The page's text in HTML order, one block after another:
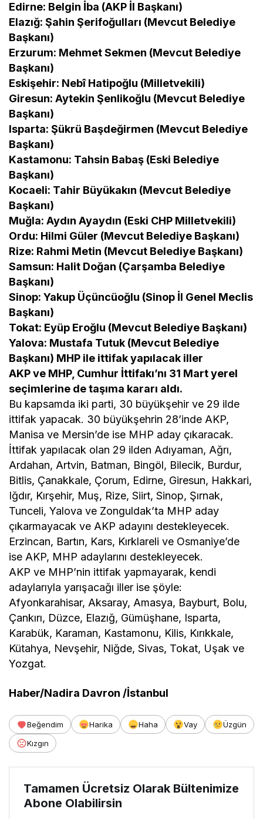
Edirne: Belgin İba (AKP İl Başkanı)
Elazığ: Şahin Şerifoğulları (Mevcut Belediye
Başkanı)
Erzurum: Mehmet Sekmen (Mevcut Belediye
Başkanı)
Eskişehir: Nebî Hatipoğlu (Milletvekili)
Giresun: Aytekin Şenlikoğlu (Mevcut Belediye
Başkanı)
Isparta: Şükrü Başdeğirmen (Mevcut Belediye
Başkanı)
Kastamonu: Tahsin Babaş (Eski Belediye
Başkanı)
Kocaeli: Tahir Büyükakın (Mevcut Belediye
Başkanı)
Muğla: Aydın Ayaydın (Eski CHP Milletvekili)
Ordu: Hilmi Güler (Mevcut Belediye Başkanı)
Rize: Rahmi Metin (Mevcut Belediye Başkanı)
Samsun: Halit Doğan (Çarşamba Belediye
Başkanı)
Sinop: Yakup Üçüncüoğlu (Sinop İl Genel Meclis
Başkanı)
Tokat: Eyüp Eroğlu (Mevcut Belediye Başkanı)
Yalova: Mustafa Tutuk (Mevcut Belediye
Başkanı) MHP ile ittifak yapılacak iller
AKP ve MHP, Cumhur İttifakı’nı 31 Mart yerel
seçimlerine de taşıma kararı aldı.
Bu kapsamda iki parti, 30 büyükşehir ve 29 ilde
ittifak yapacak. 30 büyükşehrin 28’inde AKP,
Manisa ve Mersin’de ise MHP aday çıkaracak.
İttifak yapılacak olan 29 ilden Adıyaman, Ağrı,
Ardahan, Artvin, Batman, Bingöl, Bilecik, Burdur,
Bitlis, Çanakkale, Çorum, Edirne, Giresun, Hakkari,
Iğdır, Kırşehir, Muş, Rize, Siirt, Sinop, Şırnak,
Tunceli, Yalova ve Zonguldak’ta MHP aday
çıkarmayacak ve AKP adayını destekleyecek.
Erzincan, Bartın, Kars, Kırklareli ve Osmaniye’de
ise AKP, MHP adaylarını destekleyecek.
AKP ve MHP’nin ittifak yapmayarak, kendi
adaylarıyla yarışacağı iller ise şöyle:
Afyonkarahisar, Aksaray, Amasya, Bayburt, Bolu,
Çankırı, Düzce, Elazığ, Gümüşhane, Isparta,
Karabük, Karaman, Kastamonu, Kilis, Kırıkkale,
Kütahya, Nevşehir, Niğde, Sivas, Tokat, Uşak ve
Yozgat.
Haber/Nadira Davron /İstanbul
Beğendim Harika Haha Vay
Üzgün
Kızgın
Tamamen Ücretsiz Olarak Bültenimize
Abone Olabilirsin